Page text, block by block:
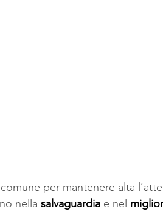
per mantenere alta
nella salvaguardia e nel